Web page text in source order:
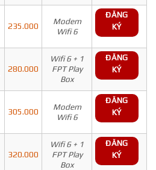
235.000
Modem
Wifi 6
ĐĂNG
KÝ
280.000
Wifi 6 + 1
FPT Play
Box
ĐĂNG
KÝ
305.000
Modem
Wifi 6
ĐĂNG
KÝ
320.000
Wifi 6 + 1
FPT Play
Box
ĐĂNG
KÝ